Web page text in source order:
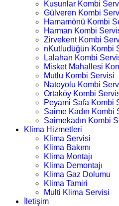
Kusunlar Kombi
Gülveren Kombi
Hamamönü Kombi
Harman Kombi
Zirvekent Kombi
nKutludüğün Kombi
Lalahan Kombi
Misket Mahallesi
Mutlu Kombi Servisi
Natoyolu Kombi
Ortaköy Kombi
Peyami Safa Kombi
Saime Kadın Kombi
Saimekadın Kombi
Klima Hizmetleri
Klima Servisi
Klima Bakımı
Klima Montajı
Klima Demontajı
Klima Gaz Dolumu
Klima Tamiri
Multi Klima Servisi
İletişim